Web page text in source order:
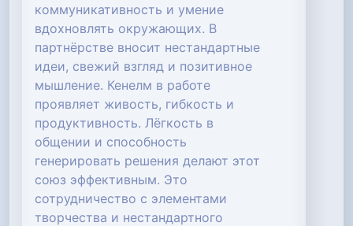
коммуникативность и умение
вдохновлять окружающих. В
партнёрстве вносит нестандартные
идеи, свежий взгляд и позитивное
мышление. Кенелм в работе
проявляет живость, гибкость и
продуктивность. Лёгкость в
общении и способность
генерировать решения делают этот
союз эффективным. Это
сотрудничество с элементами
творчества и нестандартного